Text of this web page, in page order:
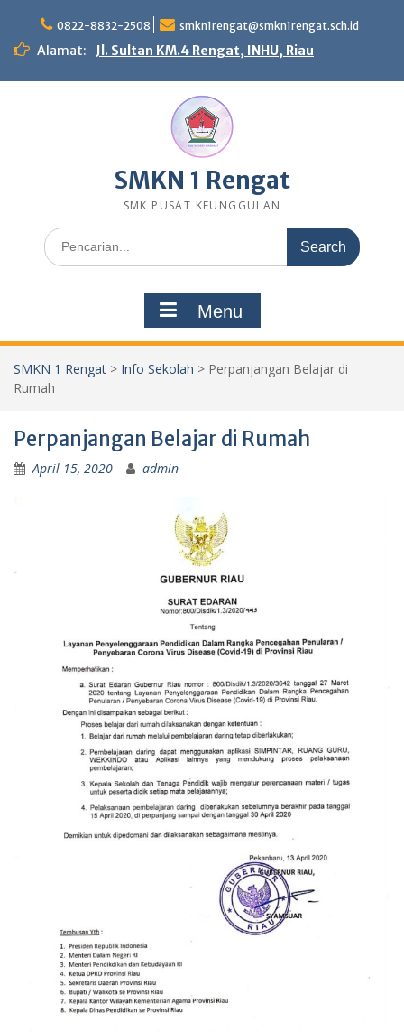
content
0822-8832-2508 smkn1rengat@smkn1rengat.sch.id
Alamat: Jl. Sultan KM.4 Rengat, INHU, Riau
SMKN 1 Rengat
SMK PUSAT KEUNGGULAN
Search
for:
Menu
SMKN 1 Rengat > Info Sekolah > Perpanjangan Belajar di
Rumah
Perpanjangan Belajar di Rumah
April 15, 2020 admin